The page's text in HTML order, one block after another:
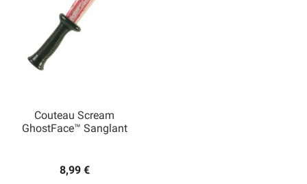
Couteau Scream
GhostFace™ Sanglant
8,99 €